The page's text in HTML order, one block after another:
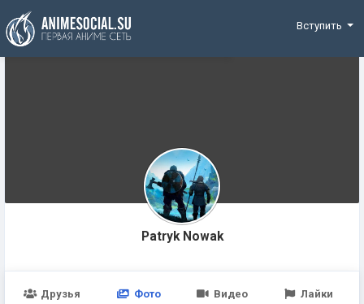
Funding
Вступить
Patryk Nowak
Друзья Фото Видео Лайки